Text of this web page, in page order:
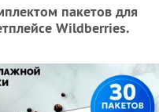
пакетов для
Wildberries.